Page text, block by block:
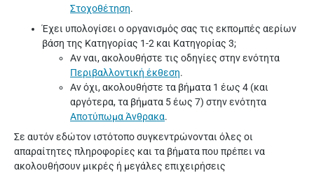
Στοχοθέτηση.
Έχει υπολογίσει ο οργανισμός σας τις εκπομπές αερίων
βάση της Κατηγορίας 1-2 και Κατηγορίας 3;
Αν ναι, ακολουθήστε τις οδηγίες στην ενότητα
Περιβαλλοντική έκθεση.
Αν όχι, ακολουθήστε τα βήματα 1 έως 4 (και
αργότερα, τα βήματα 5 έως 7) στην ενότητα
Αποτύπωμα Άνθρακα.
Σε αυτόν εδώτον ιστότοπο συγκεντρώνονται όλες οι
απαραίτητες πληροφορίες και τα βήματα που πρέπει να
ακολουθήσουν μικρές ή μεγάλες επιχειρήσεις